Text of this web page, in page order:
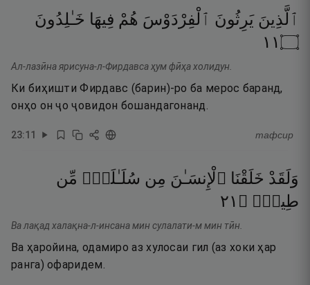
ٱلَّذِينَ يَرِثُونَ ٱلْفِرْدَوْسَ هُمْ فِيهَا خَـٰلِدُونَ
۝١١
Ал-лазӣна ярисуна-л-Фирдавса ҳум фӣҳа холидун.
Ки биҳишти Фирдавс (барин)-ро ба мерос баранд,
онҳо он ҷо ҷовидон бошандагонанд.
23:11 тафсир
وَلَقَدْ خَلَقْنَا ٱلْإِنسَـٰنَ مِن سُلَـٰلَةٍۢ مِّن
طِينٍۢ ۝ ١٢
Ва лақад халақна-л-инсана мин сулалати-м мин тӣн.
Ва ҳаройина, одамиро аз хулосаи гил (аз хоки ҳар
ранга) офаридем.